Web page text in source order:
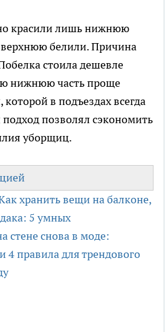
красили лишь нижнюю
белили. Причина
стоила дешевле
нижнюю часть проще
в подъездах всегда
позволял сэкономить
уборщиц.
хранить вещи на балконе,
5 умных
стене снова в моде:
4 правила для трендового